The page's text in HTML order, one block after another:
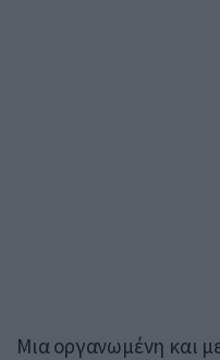
Μια οργανωμένη και